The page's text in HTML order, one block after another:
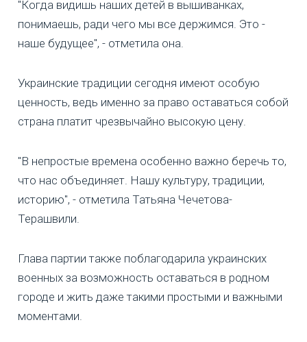
"Когда видишь наших детей в вышиванках,
понимаешь, ради чего мы все держимся. Это -
наше будущее", - отметила она.
Украинские традиции сегодня имеют особую
ценность, ведь именно за право оставаться собой
страна платит чрезвычайно высокую цену.
"В непростые времена особенно важно беречь то,
что нас объединяет. Нашу культуру, традиции,
историю", - отметила Татьяна Чечетова-
Терашвили.
Глава партии также поблагодарила украинских
военных за возможность оставаться в родном
городе и жить даже такими простыми и важными
моментами.